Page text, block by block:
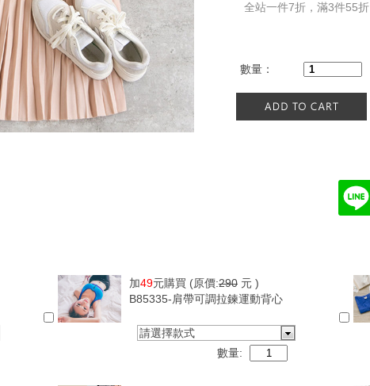
全站一件7折，滿3件55折
數量：
加49元購買 (原價:290 元 )
B85335-肩帶可調拉鍊運動背心
請選擇款式
數量: